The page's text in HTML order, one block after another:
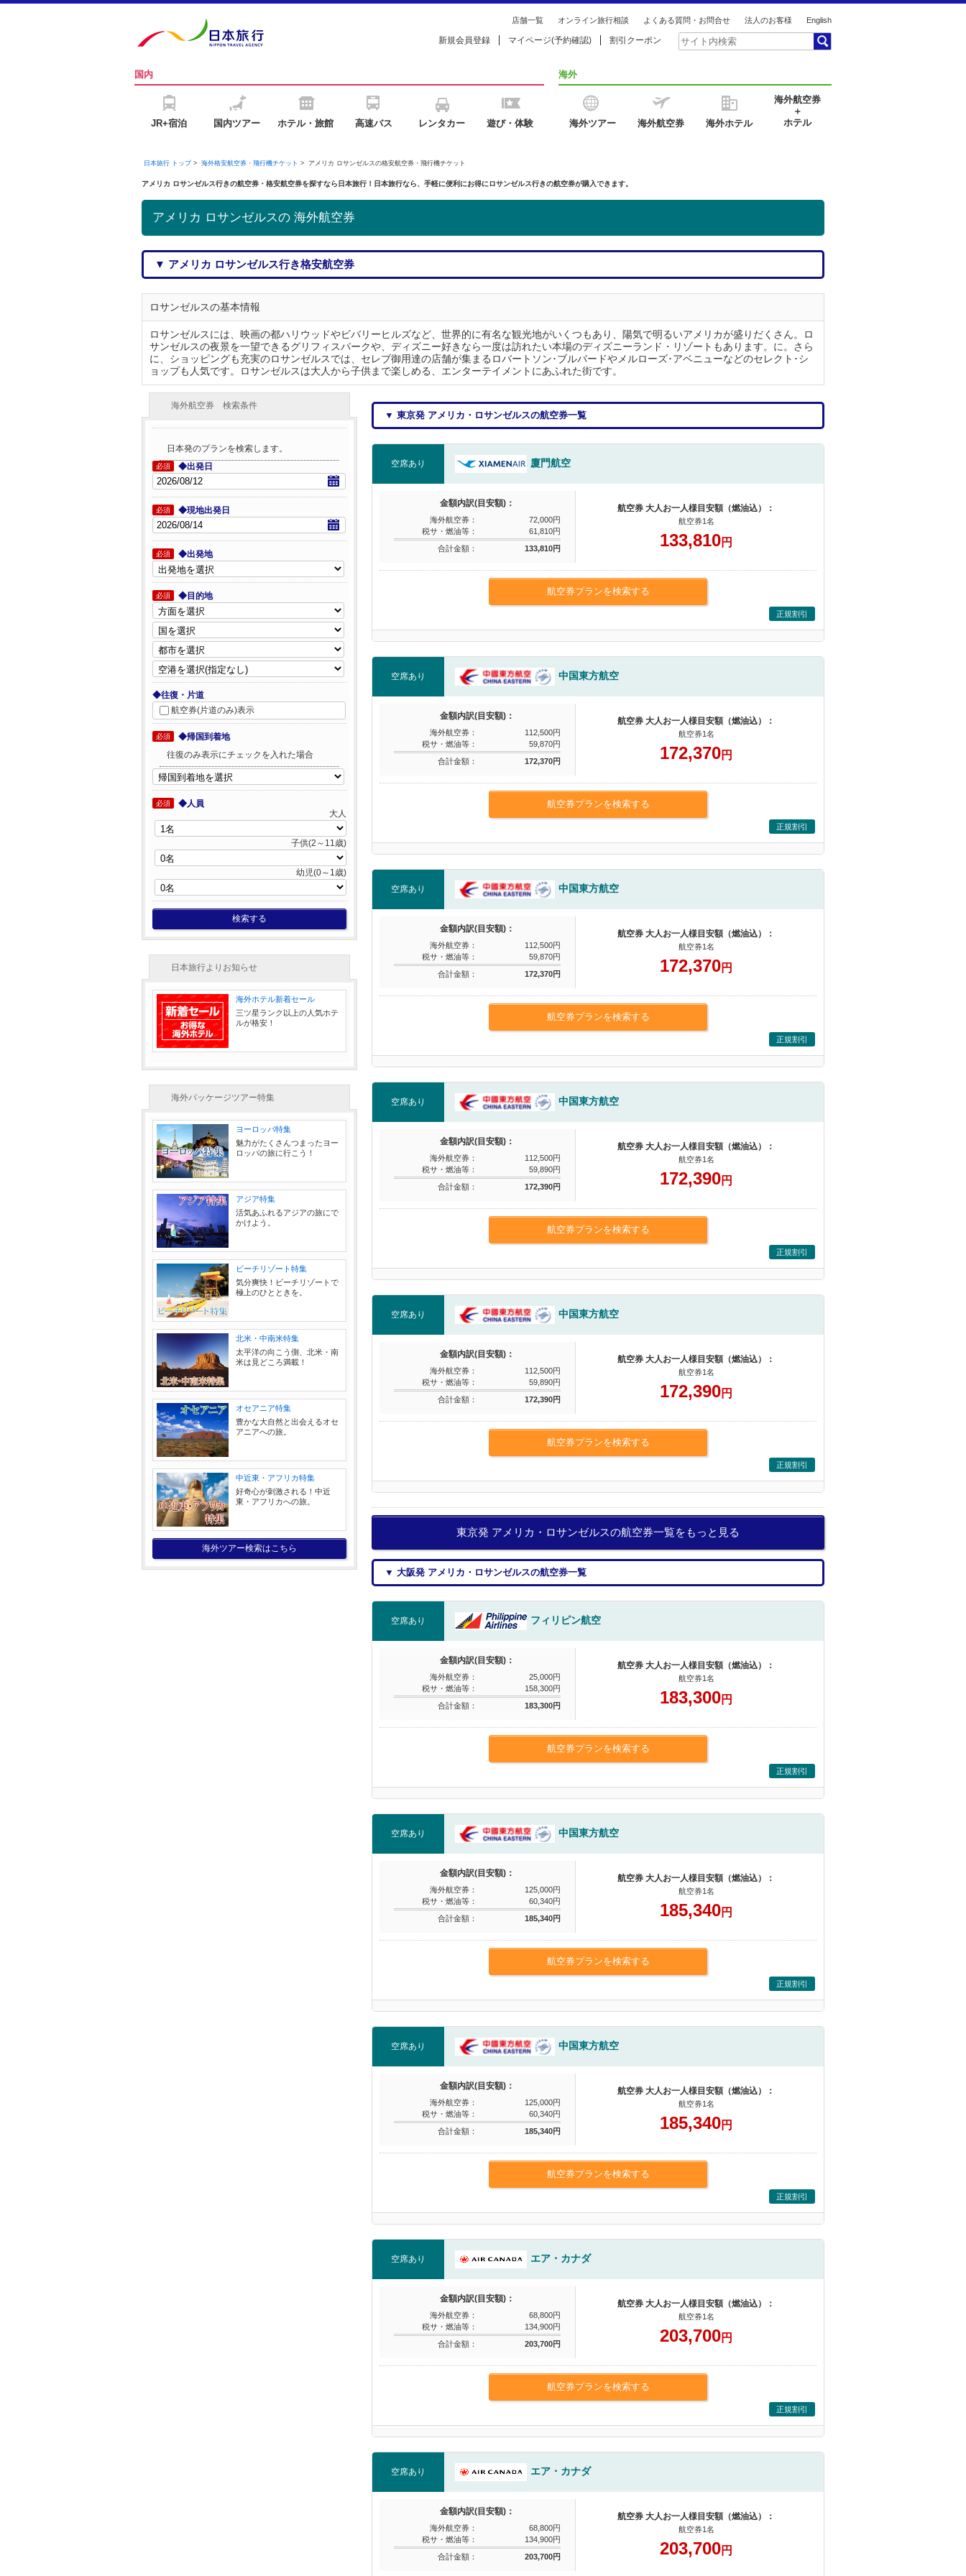
店舗一覧 オンライン旅行相談 よくある質問・お問合せ 法人のお客様 English
新規会員登録 マイページ(予約確認) 割引クーポン
国内
JR+宿泊 国内ツアー ホテル・旅館 高速バス レンタカー 遊び・体験
海外
海外ツアー 海外航空券 海外ホテル
海外航空券
＋
ホテル
日本旅行 トップ> 海外格安航空券・飛行機チケット > アメリカ ロサンゼルスの格安航空券・飛行機チケット
アメリカ ロサンゼルス行きの航空券・格安航空券を探すなら日本旅行！日本旅行なら、手軽に便利にお得にロサンゼルス行きの航空券が購入できます。
アメリカ ロサンゼルスの 海外航空券
▼ アメリカ ロサンゼルス行き格安航空券
ロサンゼルスの基本情報
ロサンゼルスには、映画の都ハリウッドやビバリーヒルズなど、世界的に有名な観光地がいくつもあり、陽気で明るいアメリカが盛りだくさん。ロ
サンゼルスの夜景を一望できるグリフィスパークや、ディズニー好きなら一度は訪れたい本場のディズニーランド・リゾートもあります。に。さら
に、ショッピングも充実のロサンゼルスでは、セレブ御用達の店舗が集まるロバートソン･ブルバードやメルローズ･アベニューなどのセレクト･シ
ョップも人気です。ロサンゼルスは大人から子供まで楽しめる、エンターテイメントにあふれた街です。
▼ 東京発 アメリカ・ロサンゼルスの航空券一覧
空席あり 廈門航空
金額内訳(目安額)：
海外航空券：
72,000円
税サ・燃油等：
61,810円
合計金額：
133,810円
航空券 大人お一人様目安額（燃油込）：
航空券1名
133,810円
航空券プランを検索する
正規割引
空席あり 中国東方航空
金額内訳(目安額)：
海外航空券：
112,500円
税サ・燃油等：
59,870円
合計金額：
172,370円
航空券 大人お一人様目安額（燃油込）：
航空券1名
172,370円
航空券プランを検索する
正規割引
空席あり 中国東方航空
金額内訳(目安額)：
海外航空券：
112,500円
税サ・燃油等：
59,870円
合計金額：
172,370円
航空券 大人お一人様目安額（燃油込）：
航空券1名
172,370円
航空券プランを検索する
正規割引
空席あり 中国東方航空
金額内訳(目安額)：
海外航空券：
112,500円
税サ・燃油等：
59,890円
合計金額：
172,390円
航空券 大人お一人様目安額（燃油込）：
航空券1名
172,390円
航空券プランを検索する
正規割引
空席あり 中国東方航空
金額内訳(目安額)：
海外航空券：
112,500円
税サ・燃油等：
59,890円
合計金額：
172,390円
航空券 大人お一人様目安額（燃油込）：
航空券1名
172,390円
航空券プランを検索する
正規割引
東京発 アメリカ・ロサンゼルスの航空券一覧をもっと見る
▼ 大阪発 アメリカ・ロサンゼルスの航空券一覧
空席あり フィリピン航空
金額内訳(目安額)：
海外航空券：
25,000円
税サ・燃油等：
158,300円
合計金額：
183,300円
航空券 大人お一人様目安額（燃油込）：
航空券1名
183,300円
航空券プランを検索する
正規割引
空席あり 中国東方航空
金額内訳(目安額)：
海外航空券：
125,000円
税サ・燃油等：
60,340円
合計金額：
185,340円
航空券 大人お一人様目安額（燃油込）：
航空券1名
185,340円
航空券プランを検索する
正規割引
空席あり 中国東方航空
金額内訳(目安額)：
海外航空券：
125,000円
税サ・燃油等：
60,340円
合計金額：
185,340円
航空券 大人お一人様目安額（燃油込）：
航空券1名
185,340円
航空券プランを検索する
正規割引
空席あり エア・カナダ
金額内訳(目安額)：
海外航空券：
68,800円
税サ・燃油等：
134,900円
合計金額：
203,700円
航空券 大人お一人様目安額（燃油込）：
航空券1名
203,700円
航空券プランを検索する
正規割引
空席あり エア・カナダ
金額内訳(目安額)：
海外航空券：
68,800円
税サ・燃油等：
134,900円
合計金額：
203,700円
航空券 大人お一人様目安額（燃油込）：
航空券1名
203,700円
海外航空券 検索条件
日本発のプランを検索します。
必須 ◆出発日
必須 ◆現地出発日
必須 ◆出発地
必須 ◆目的地
◆往復・片道
航空券(片道のみ)表示
必須
◆帰国到着地
往復のみ表示にチェックを入れた場合
必須
◆人員
大人
子供(2～11歳)
幼児(0～1歳)
検索する
日本旅行よりお知らせ
海外ホテル新着セール
三ツ星ランク以上の人気ホテ
ルが格安！
海外パッケージツアー特集
ヨーロッパ特集
魅力がたくさんつまったヨー
ロッパの旅に行こう！
アジア特集
活気あふれるアジアの旅にで
かけよう。
ビーチリゾート特集
気分爽快！ビーチリゾートで
極上のひとときを。
北米・中南米特集
太平洋の向こう側、北米・南
米は見どころ満載！
オセアニア特集
豊かな大自然と出会えるオセ
アニアへの旅。
中近東・アフリカ特集
好奇心が刺激される！中近
東・アフリカへの旅。
海外ツアー検索はこちら